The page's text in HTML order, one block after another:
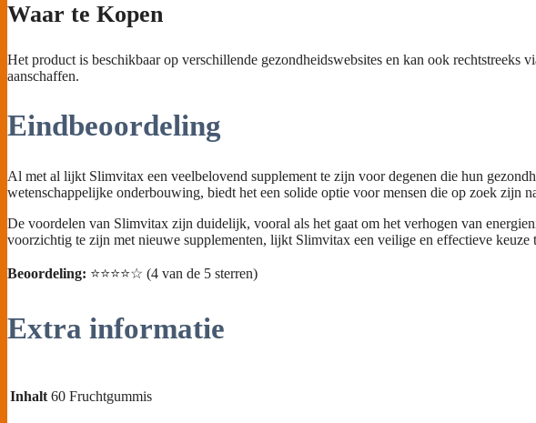
Waar te Kopen
Het product is beschikbaar op verschillende gezondheidswebsites en kan ook
aanschaffen.
Eindbeoordeling
Al met al lijkt Slimvitax een veelbelovend supplement te zijn voor degenen die hun
wetenschappelijke onderbouwing, biedt het een solide optie voor mensen die op zoek zijn
De voordelen van Slimvitax zijn duidelijk, vooral als het gaat om het verhogen van
voorzichtig te zijn met nieuwe supplementen, lijkt Slimvitax een veilige en effectieve keuze
Beoordeling: ⭐⭐⭐⭐☆ (4 van de 5 sterren)
Extra informatie
Inhalt 60 Fruchtgummis